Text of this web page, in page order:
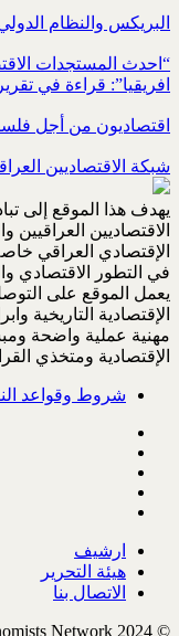
البريكس والنظام
“احدث المستجدات
افريقيا”: قراءة في
اقتصاديون من أجل
شبكة الاقتصاديين
يهدف هذا الموقع إلى
الاقتصاديين
الإقتصادي العراقي
في التطور الاقتصادي
يعمل الموقع على
الإقتصادية التاريخية
مهنية عملية واضحة
الإقتصادية ومتخذي
شروط وقواعد
ارشيف
هيئة التحرير
الاتصال بنا